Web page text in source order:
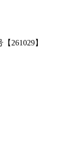
261029】